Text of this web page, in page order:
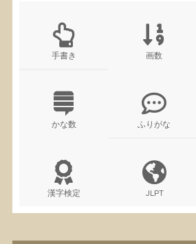
手書き 画数
かな数 ふりがな
漢字検定 JLPT